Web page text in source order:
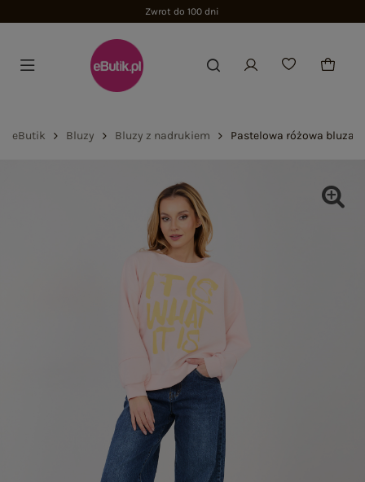
Zwrot do 100 dni
eButik Bluzy Bluzy z nadrukiem Pastelowa różowa bluza